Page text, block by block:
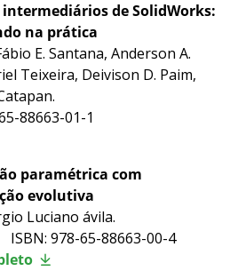
intermediários de SolidWorks:
na prática
E. Santana, Anderson A.
Teixeira, Deivison D. Paim,
88663-01-1
paramétrica com
evolutiva
Luciano ávila.
ISBN: 978-65-88663-00-4